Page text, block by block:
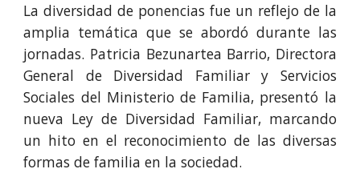
La diversidad de ponencias fue un reflejo de la
amplia temática que se abordó durante las
jornadas. Patricia Bezunartea Barrio, Directora
General de Diversidad Familiar y Servicios
Sociales del Ministerio de Familia, presentó la
nueva Ley de Diversidad Familiar, marcando
un hito en el reconocimiento de las diversas
formas de familia en la sociedad.